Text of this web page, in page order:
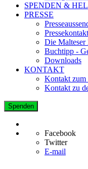
SPENDEN &
PRESSE
Pressekontakt
Die Malteser
Buchtipp -
Downloads
KONTAKT
Kontakt zum
Kontakt zu
Spenden
Facebook
Twitter
E-mail